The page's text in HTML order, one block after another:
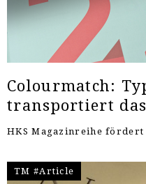
Colourmatch:
transportiert
HKS Magazinreihe
TM #Article